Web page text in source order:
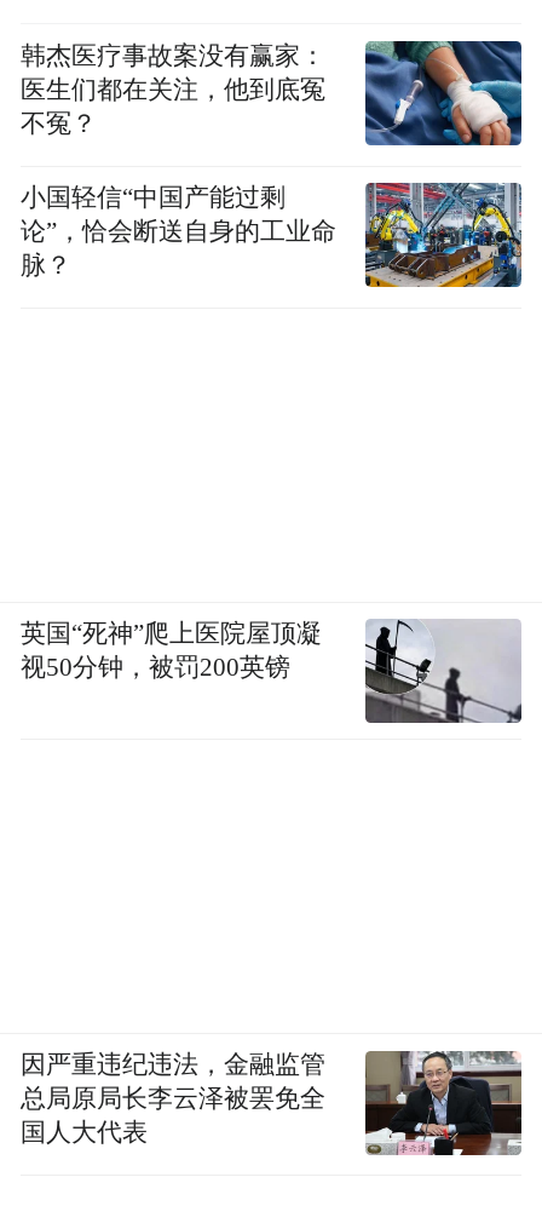
韩杰医疗事故案没有赢家：
医生们都在关注，他到底冤
不冤？
小国轻信“中国产能过剩
论”，恰会断送自身的工业命
脉？
英国“死神”爬上医院屋顶凝
视50分钟，被罚200英镑
因严重违纪违法，金融监管
总局原局长李云泽被罢免全
国人大代表